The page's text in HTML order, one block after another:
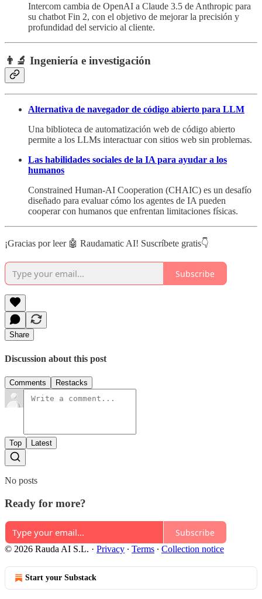
Intercom cambia de OpenAI a Claude 3.5 de Anthropic para
su chatbot Fin 2, con el objetivo de mejorar la precisión y
profundidad del servicio al cliente.
👨‍🔬 Ingeniería e investigación
Alternativa de navegador de código abierto para LLM
Una biblioteca de automatización web de código abierto
permite a los LLMs interactuar con sitios web sin problemas.
Las habilidades sociales de la IA para ayudar a los
humanos
Constrained Human-AI Cooperation (CHAIC) es un desafío
diseñado para evaluar cómo los agentes de IA pueden
cooperar con humanos que enfrentan limitaciones físicas.
¡Gracias por leer 🤖 Raudamatic AI! Suscríbete gratis👇
Subscribe
Share
Discussion about this post
Comments Restacks
Top Latest
No posts
Ready for more?
Subscribe
© 2026 Rauda AI S.L. · Privacy ∙ Terms ∙ Collection notice
Start your Substack